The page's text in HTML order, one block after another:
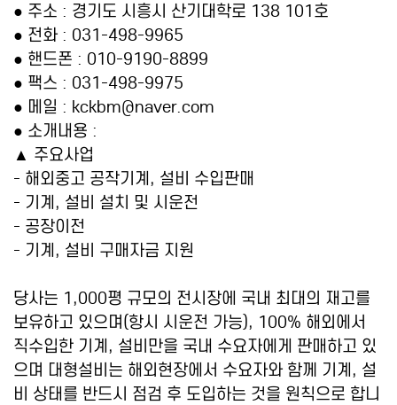
● 주소 : 경기도 시흥시 산기대학로 138 101호
● 전화 : 031-498-9965
● 핸드폰 : 010-9190-8899
● 팩스 : 031-498-9975
● 메일 : kckbm@naver.com
● 소개내용 :
▲ 주요사업
- 해외중고 공작기계, 설비 수입판매
- 기계, 설비 설치 및 시운전
- 공장이전
- 기계, 설비 구매자금 지원
당사는 1,000평 규모의 전시장에 국내 최대의 재고를
보유하고 있으며(항시 시운전 가능), 100% 해외에서
직수입한 기계, 설비만을 국내 수요자에게 판매하고 있
으며 대형설비는 해외현장에서 수요자와 함께 기계, 설
비 상태를 반드시 점검 후 도입하는 것을 원칙으로 합니